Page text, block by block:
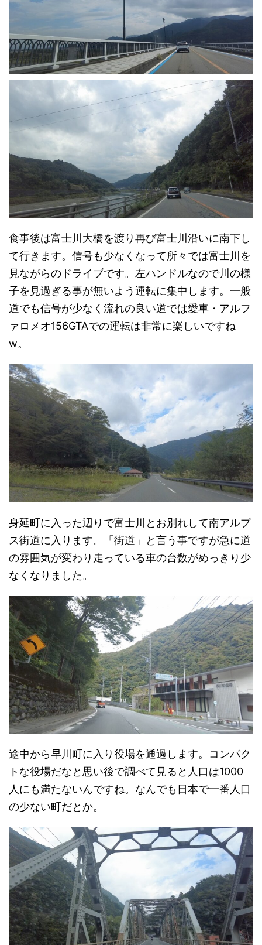
食事後は富士川大橋を渡り再び富士川沿いに南下し
て行きます。信号も少なくなって所々では富士川を
見ながらのドライブです。左ハンドルなので川の様
子を見過ぎる事が無いよう運転に集中します。一般
道でも信号が少なく流れの良い道では愛車・アルフ
ァロメオ156GTAでの運転は非常に楽しいですね
w。
身延町に入った辺りで富士川とお別れして南アルプ
ス街道に入ります。「街道」と言う事ですが急に道
の雰囲気が変わり走っている車の台数がめっきり少
なくなりました。
途中から早川町に入り役場を通過します。コンパク
トな役場だなと思い後で調べて見ると人口は1000
人にも満たないんですね。なんでも日本で一番人口
の少ない町だとか。